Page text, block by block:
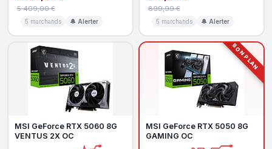
5 409,00 €
5 marchands 🔔 Alerter
899,99 €
5 marchands 🔔 Alerter
MSI GeForce RTX 5060 8G
VENTUS 2X OC
BON PLAN
MSI GeForce RTX 5050 8G
GAMING OC